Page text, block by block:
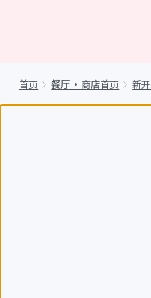
首页 餐厅・商店首页 新